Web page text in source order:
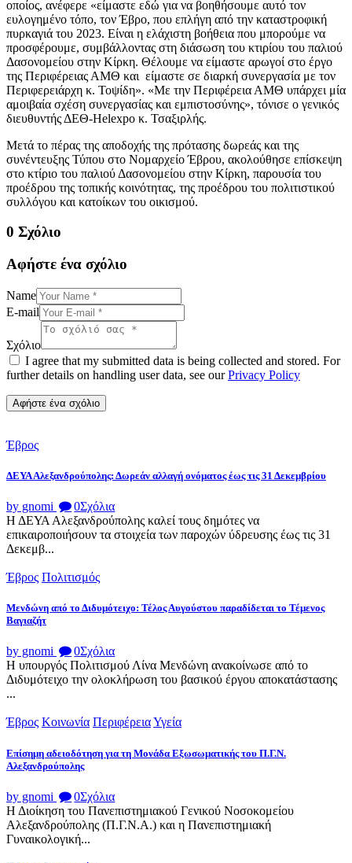
οποίος, ανέφερε «είμαστε εδώ για να βοηθήσουμε αυτό τον
ευλογημένο τόπο, τον Έβρο, που επλήγη από την καταστροφική
πυρκαγιά του 2023. Είναι η ελάχιστη βοήθεια που μπορούμε να
προσφέρουμε, συμβάλλοντας στη διάσωση του κτιρίου του παλιού
Δασονομείου στην Κίρκη. Θέλουμε να είμαστε αρωγοί στο έργο
της Περιφέρειας ΑΜΘ και είμαστε σε διαρκή συνεργασία με τον
Περιφερειάρχη κ. Τοψίδη». «Με την Περιφέρεια ΑΜΘ υπάρχει μία
αμοιβαία σχέση συνεργασίας και εμπιστοσύνης», τόνισε ο γενικός
διευθυντής ΔΕΘ-Helexpo κ. Τσαξιρλής.
Μετά το πέρας της αποδοχής της πρότασης δωρεάς και της
συνέντευξης Τύπου στο Νομαρχείο Έβρου, ακολούθησε επίσκεψη
στο κτίριο του παλιού Δασονομείου στην Κίρκη, παρουσία του
προέδρου της τοπικής κοινότητας, της προέδρου του πολιτιστικού
συλλόγου και κατοίκων του οικισμού.
0 Σχόλιο
Αφήστε ένα σχόλιο
Name
E-mail
Σχόλιο
I agree that my submitted data is being collected and stored. For
further details on handling user data, see ourPrivacy Policy
Έβρος
ΔΕΥΑ Αλεξανδρούπολης: Δωρεάν αλλαγή ονόματος έως τις 31 Δεκεμβρίου
by gnomi 0Σχόλια
Η ΔΕΥΑ Αλεξανδρούπολης καλεί τους δημότες να
επικαιροποιήσουν τα στοιχεία των παροχών ύδρευσης έως τις 31
Δεκεμβ...
Έβρος Πολιτισμός
Μενδώνη από το Διδυμότειχο: Τέλος Αυγούστου παραδίδεται το Τέμενος
Βαγιαζήτ
by gnomi 0Σχόλια
Η υπουργός Πολιτισμού Λίνα Μενδώνη ανακοίνωσε από το
Διδυμότειχο την ολοκλήρωση του βασικού έργου αποκατάστασης
...
Έβρος Κοινωνία ΠεριφέρειαΥγεία
Επίσημη αδειοδότηση για τη Μονάδα Εξωσωματικής του Π.Γ.Ν.
Αλεξανδρούπολης
by gnomi 0Σχόλια
Η Διοίκηση του Πανεπιστημιακού Γενικού Νοσοκομείου
Αλεξανδρούπολης (Π.Γ.Ν.Α.) και η Πανεπιστημιακή
Γυναικολογική...